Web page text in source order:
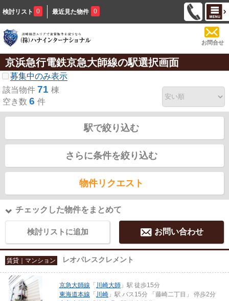
検討リスト 0 最近見た物件 0
お問合せ
京浜急行電鉄京急大師線の駅選択画面
募集中のみ表示
該当物件 71 棟
空き数 6 件
駅で絞り込む
さらに条件を絞り込む
物件リクエスト
チェックした物件をまとめて
検討リストに追加 お問い合わせ
賃貸｜マンション レオパレスクレメント
京急大師線 「 川崎大師 」駅 徒歩15分
東海道本線 「 川崎 」駅 バス15分 「藤崎二丁目」 停歩2分